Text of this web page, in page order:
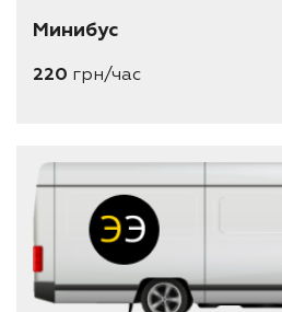
Минибус
220 грн/час